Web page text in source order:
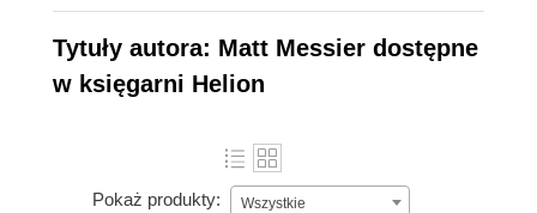
Tytuły autora: Matt Messier dostępne
w księgarni Helion
Pokaż produkty: Wszystkie